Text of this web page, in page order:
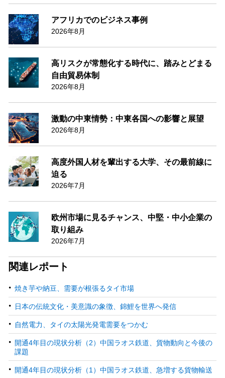
アフリカでのビジネス事例
2026年8月
高リスクが常態化する時代に、踏みとどまる
自由貿易体制
2026年8月
激動の中東情勢：中東各国への影響と展望
2026年8月
高度外国人材を輩出する大学、その最前線に
迫る
2026年7月
欧州市場に見るチャンス、中堅・中小企業の
取り組み
2026年7月
関連レポート
焼き芋や納豆、需要が根張るタイ市場
日本の伝統文化・美意識の象徴、錦鯉を世界へ発信
自然電力、タイの太陽光発電需要をつかむ
開通4年目の現状分析（2）中国ラオス鉄道、貨物動向と今後の
課題
開通4年目の現状分析（1）中国ラオス鉄道、急増する貨物輸送